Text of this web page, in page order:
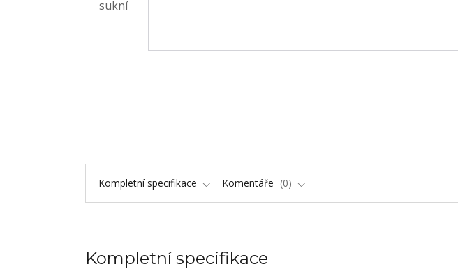
Kompletní specifikace Komentáře 0
Kompletní specifikace